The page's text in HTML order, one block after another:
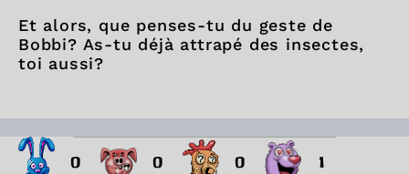
Et alors, que penses-tu du geste de
Bobbi? As-tu déjà attrapé des insectes,
toi aussi?
0 0 0 1